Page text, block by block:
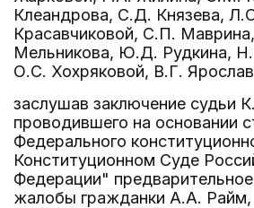
Клеандрова, С.Д. Князева,
Красавчиковой, С.П.
Мельникова, Ю.Д. Рудкина,
О.С. Хохряковой, В.Г.
заслушав заключение судьи
проводившего на основании
Федерального
Конституционном Суде
Федерации" предварительное
жалобы гражданки А.А. Райм,